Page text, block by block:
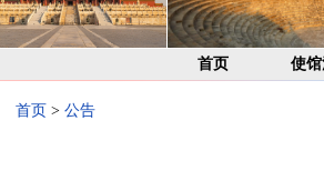
首页 使
首页 > 公告